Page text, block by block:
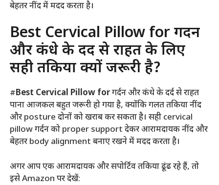
बेहतर नींद में मदद करता है।
Best Cervical Pillow for गर्दन
और कंधे के दर्द से राहत के लिए
सही तकिया क्यों जरूरी है?
#Best Cervical Pillow forगर्दन और कंधे के दर्द से राहत
पाना आजकल बहुत जरूरी हो गया है, क्योंकि गलत तकिया नींद
और posture दोनों को खराब कर सकता है। सही cervical
pillow गर्दन को proper support देकर आरामदायक नींद और
बेहतर body alignment बनाए रखने में मदद करता है।
अगर आप एक आरामदायक और सपोर्टिव तकिया ढूंढ रहे हैं, तो
इसे Amazon पर देखें: